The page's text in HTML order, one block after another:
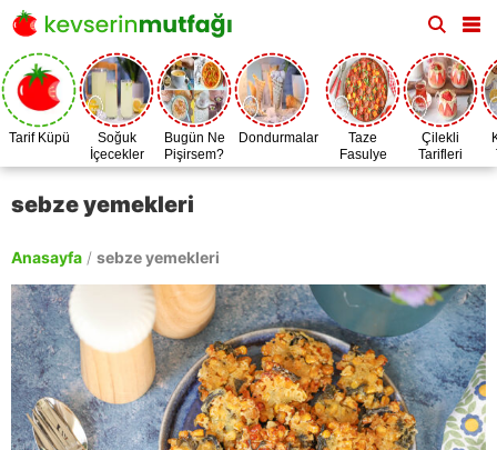
Tarif Küpü
Soğuk
İçecekler
Bugün Ne
Pişirsem?
Dondurmalar
Taze
Fasulye
Zamanı
Çilekli
Tarifleri
sebze yemekleri
Anasayfa / sebze yemekleri